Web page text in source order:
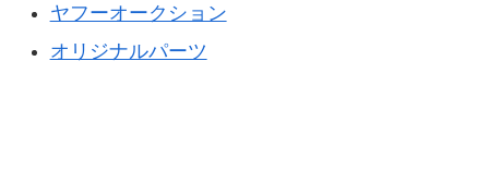
ヤフーオークション
オリジナルパーツ